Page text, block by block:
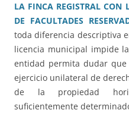
LA FINCA REGISTRAL CON
DE FACULTADES
toda diferencia descriptiva
licencia municipal impide
entidad permita dudar
ejercicio unilateral de
de la propiedad
suficientemente